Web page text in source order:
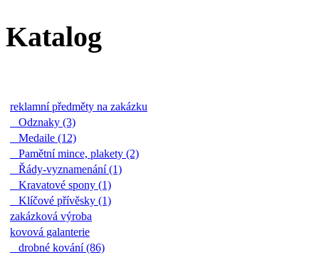
Katalog
reklamní předměty na zakázku
Odznaky (3)
Medaile (12)
Pamětní mince, plakety (2)
Řády-vyznamenání (1)
Kravatové spony (1)
Klíčové přívěsky (1)
zakázková výroba
kovová galanterie
drobné kování (86)